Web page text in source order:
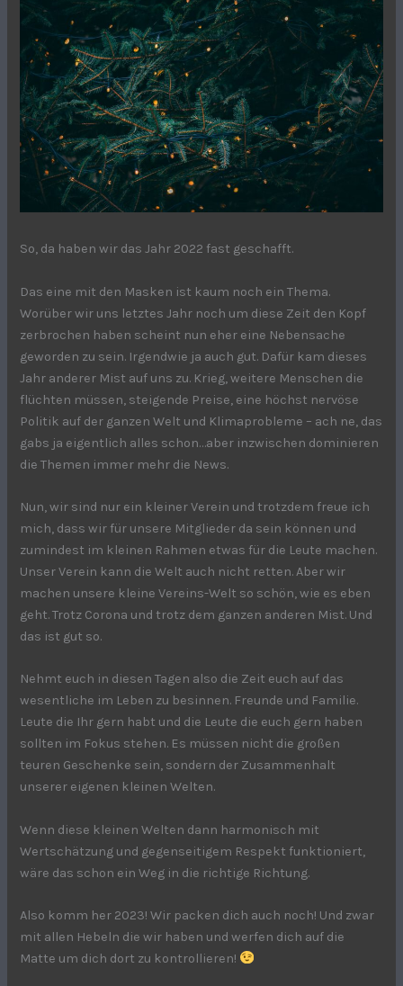
So, da haben wir das Jahr 2022 fast geschafft.
Das eine mit den Masken ist kaum noch ein Thema.
Worüber wir uns letztes Jahr noch um diese Zeit den Kopf
zerbrochen haben scheint nun eher eine Nebensache
geworden zu sein. Irgendwie ja auch gut. Dafür kam dieses
Jahr anderer Mist auf uns zu. Krieg, weitere Menschen die
flüchten müssen, steigende Preise, eine höchst nervöse
Politik auf der ganzen Welt und Klimaprobleme – ach ne, das
gabs ja eigentlich alles schon…aber inzwischen dominieren
die Themen immer mehr die News.
Nun, wir sind nur ein kleiner Verein und trotzdem freue ich
mich, dass wir für unsere Mitglieder da sein können und
zumindest im kleinen Rahmen etwas für die Leute machen.
Unser Verein kann die Welt auch nicht retten. Aber wir
machen unsere kleine Vereins-Welt so schön, wie es eben
geht. Trotz Corona und trotz dem ganzen anderen Mist. Und
das ist gut so.
Nehmt euch in diesen Tagen also die Zeit euch auf das
wesentliche im Leben zu besinnen. Freunde und Familie.
Leute die Ihr gern habt und die Leute die euch gern haben
sollten im Fokus stehen. Es müssen nicht die großen
teuren Geschenke sein, sondern der Zusammenhalt
unserer eigenen kleinen Welten.
Wenn diese kleinen Welten dann harmonisch mit
Wertschätzung und gegenseitigem Respekt funktioniert,
wäre das schon ein Weg in die richtige Richtung.
Also komm her 2023! Wir packen dich auch noch! Und zwar
mit allen Hebeln die wir haben und werfen dich auf die
Matte um dich dort zu kontrollieren!